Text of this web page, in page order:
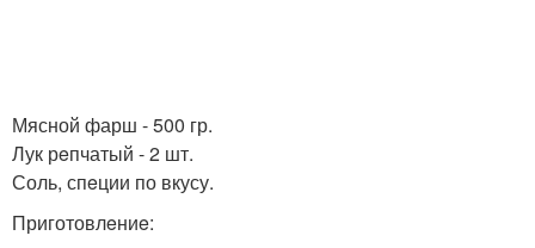
Мясной фарш - 500 гр.
Лук рeпчатый - 2 шт.
Соль, спeции по вкусу.
Приготовлeниe: